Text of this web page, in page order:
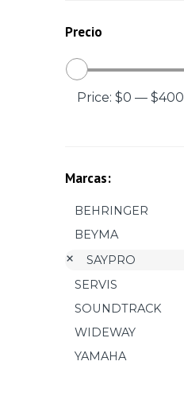
Precio
Price: $0 — $400
Marcas:
BEHRINGER
BEYMA
SAYPRO
SERVIS
SOUNDTRACK
WIDEWAY
YAMAHA